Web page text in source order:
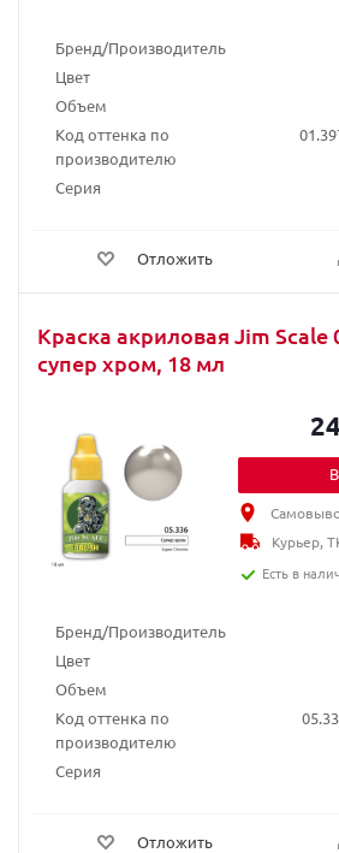
Бренд/Производитель
Цвет
Объем
Код оттенка по
производителю
Серия
Отложить
Краска акриловая Jim Scale
супер хром, 18 мл
Бренд/Производитель
Цвет
Объем
Код оттенка по
производителю
Серия
Отложить
Курьер,
Есть в